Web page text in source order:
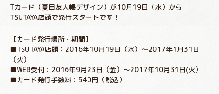
Tカード（夏目友人帳デザイン）が10月19日（水）から
TSUTAYA店頭で発行スタートです！
【カード発行場所・期間】
■TSUTAYA店頭：2016年10月19日（水）～2017年1月31日
（火）
■WEB受付：2016年9月23日（金）～2017年10月31日(火）
■カード発行手数料：540円（税込）